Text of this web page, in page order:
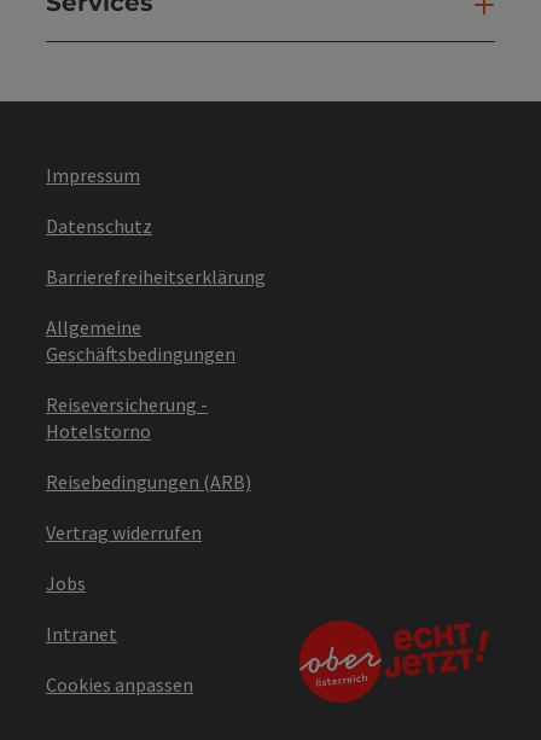
Impressum
Datenschutz
Barrierefreiheitserklärung
Allgemeine
Geschäftsbedingungen
Reiseversicherung -
Hotelstorno
Reisebedingungen (ARB)
Vertrag widerrufen
Jobs
Intranet
Cookies anpassen